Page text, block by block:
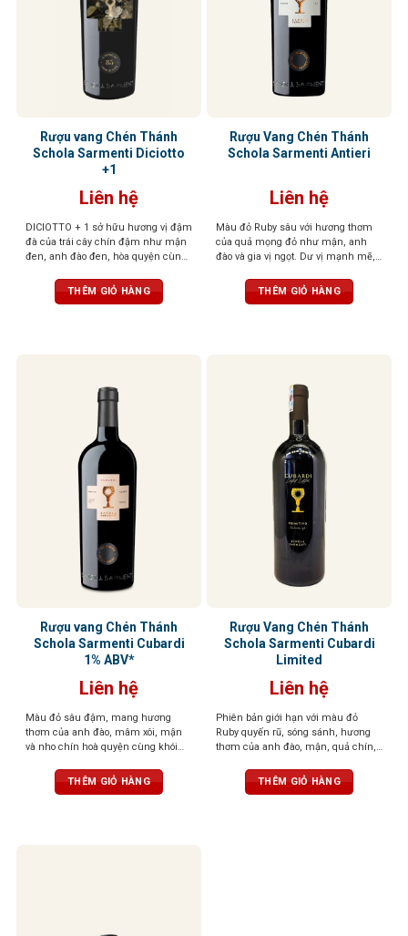
Rượu vang Chén Thánh
Schola Sarmenti Diciotto
+1
Liên hệ
DICIOTTO + 1 sở hữu hương vị đậm
đà của trái cây chín đậm như mận
đen, anh đào đen, hòa quyện cùng
rượu mạnh mẽ, tròn đầy, tannin
mượt mà và hậu vị kéo dài ấm áp,
THÊM GIỎ HÀNG
Rượu Vang Chén Thánh
Schola Sarmenti Antieri
Liên hệ
Màu đỏ Ruby sâu với hương thơm
của quả mọng đỏ như mận, anh
đào và gia vị ngọt. Dư vị mạnh mẽ,
dẻo dai trên vòm miệng
THÊM GIỎ HÀNG
Rượu vang Chén Thánh
Schola Sarmenti Cubardi
1% ABV*
Liên hệ
Màu đỏ sâu đậm, mang hương
thơm của anh đào, mâm xôi, mận
và nho chín hoà quyện cùng khói
THÊM GIỎ HÀNG
Rượu Vang Chén Thánh
Schola Sarmenti Cubardi
Limited
Liên hệ
Phiên bản giới hạn với màu đỏ
Ruby quyến rũ, sóng sánh, hương
thơm của anh đào, mận, quả chín,
phê cháy, gỗ sồi, đất, hạnh nhân và
đinh hương. Dư vị sâu lắng, ấn
THÊM GIỎ HÀNG